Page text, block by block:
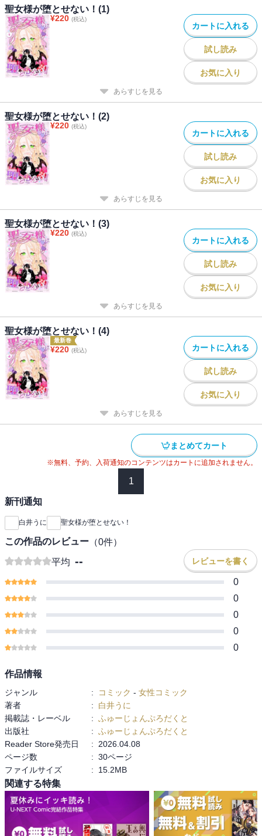
聖女様が堕とせない！(1)
¥220 (税込)
カートに入れる
試し読み
お気に入り
あらすじを見る
聖女様が堕とせない！(2)
¥220 (税込)
カートに入れる
試し読み
お気に入り
あらすじを見る
聖女様が堕とせない！(3)
¥220 (税込)
カートに入れる
試し読み
お気に入り
あらすじを見る
聖女様が堕とせない！(4)
最新巻
¥220 (税込) カートに入れる
試し読み
お気に入り
あらすじを見る
まとめてカート
※無料、予約、入荷通知のコンテンツはカートに追加されません。
1
新刊通知
白井うに 聖女様が堕とせない！
この作品のレビュー （0件）
平均 -- レビューを書く
0
0
0
0
0
作品情報
ジャンル : コミック - 女性コミック
著者
:
白井うに
掲載誌・レーベル
: ふゅーじょんぷろだくと
出版社
: ふゅーじょんぷろだくと
Reader Store発売日
:
2026.04.08
ページ数
: 30ページ
ファイルサイズ
: 15.2MB
関連する特集